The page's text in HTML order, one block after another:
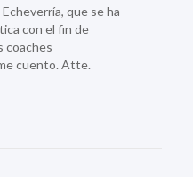
que se ha
con el fin de
coaches
cuento. Atte.